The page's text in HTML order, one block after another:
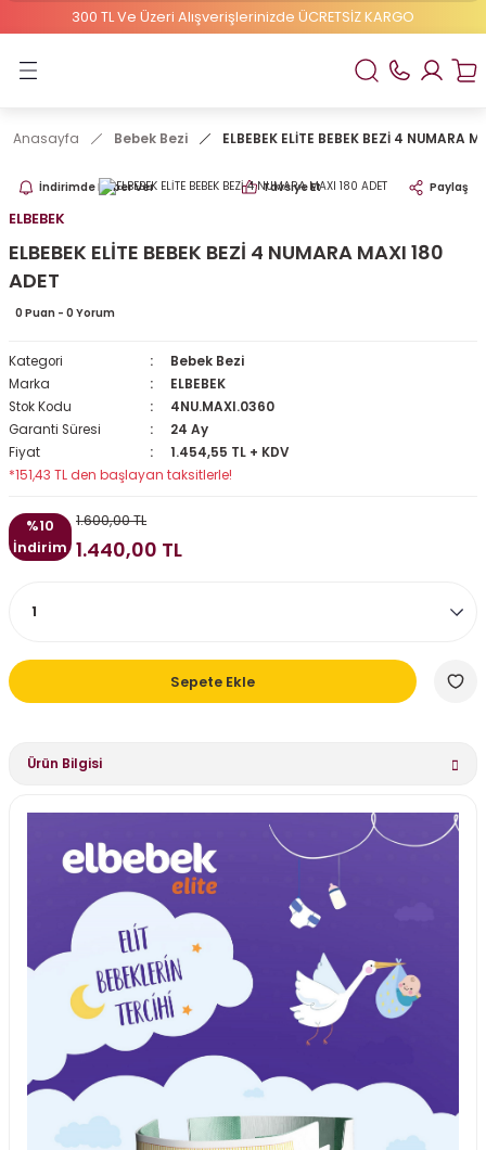
300 TL Ve Üzeri Alışverişlerinizde ÜCRETSİZ KARGO
Geri Dön
ELBEBEK ELİTE
1 Numaralı Bebek Bezi
2 Numaralı Bebek Bezi
Anasayfa Bebek Bezi ELBEBEK ELİTE BEBEK BEZİ 4 NUMARA
İndirimde Haber Ver Tavsiye Et Paylaş
ELBEBEK
ELBEBEK ELİTE BEBEK BEZİ 4 NUMARA MAXI 180
ADET
0 Puan - 0 Yorum
Kategori
Bebek Bezi
Marka
ELBEBEK
Stok Kodu
4NU.MAXI.0360
Garanti Süresi
24 Ay
Fiyat
1.454,55 TL + KDV
*151,43 TL den başlayan taksitlerle!
%10
İndirim
1.600,00 TL
1.440,00 TL
Sepete Ekle
Ürün Bilgisi